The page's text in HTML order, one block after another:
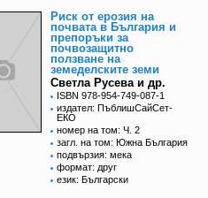
Риск от ерозия на
почвата в България и
препоръки за
почвозащитно
ползване на
земеделските земи
Светла Русева и др.
ISBN 978-954-749-087-1
издател: ПъблишСайСет-
ЕКО
номер на том: Ч. 2
загл. на том: Южна България
подвързия: мека
формат: друг
език: Български